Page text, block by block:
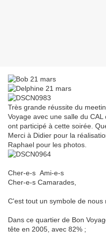
Très grande réussite du
Voyage avec une salle du
ont participé à cette soirée.
Merci à Didier pour la
Raphael pour les photos.
Cher-e-s Ami-e-s
Cher-e-s Camarades,
C'est tout un symbole de nous
Dans ce quartier de Bon
tête en 2005, avec 82% ;